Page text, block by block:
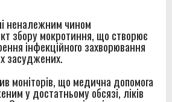
неналежним чином
збору мокротиння, що створює
інфекційного захворювання
засуджених.
моніторів, що медична допомога
у достатньому обсязі, ліків